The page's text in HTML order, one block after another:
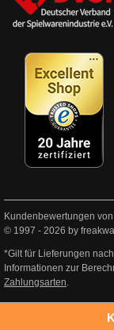
Kundenbewertungen
© 1997 - 2026 by
*Gilt für Lieferungen
Informationen zur
Zahlungsarten.